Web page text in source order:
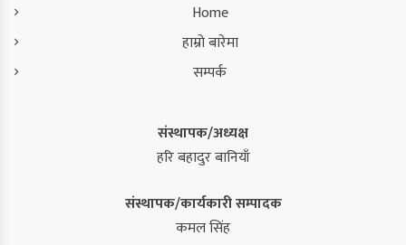
Home
हाम्रो बारेमा
सम्पर्क
संस्थापक/अध्यक्ष
हरि बहादुर बानियाँ
संस्थापक/कार्यकारी सम्पादक
कमल सिंह